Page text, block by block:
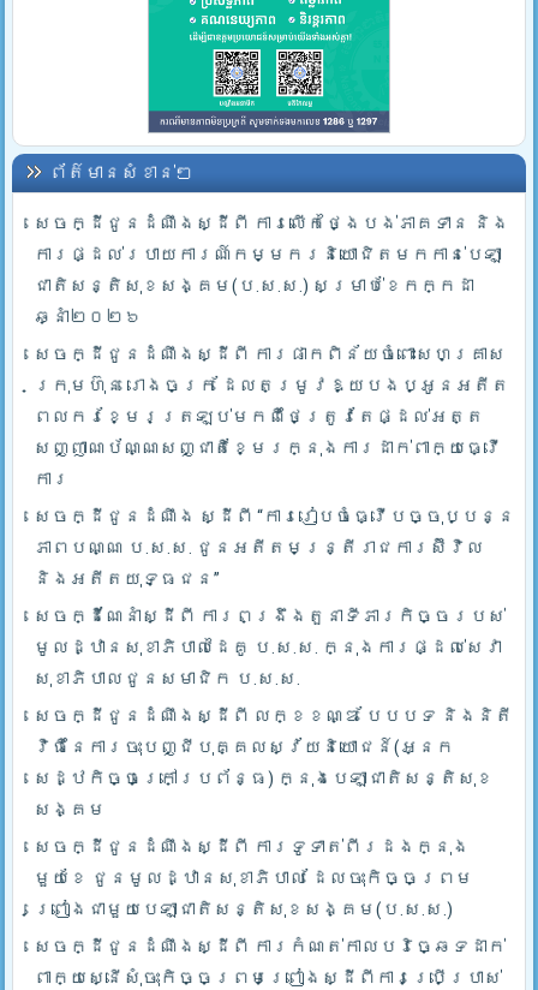
ព័ត៌មានសំខាន់ៗ
សេចក្ដីជូនដំណឹងស្ដីពី ការលើកថ្ងៃបង់ភាគទាន និង
ការផ្ដល់របាយការណ៍កម្មករនិយោជិតមកកាន់បេឡា
ជាតិសន្តិសុខសង្គម(ប.ស.ស.) សម្រាប់ខែកក្កដា
ឆ្នាំ២០២៦
សេចក្ដីជូនដំណឹងស្ដីពី ការផាកពិន័យចំពោះសហគ្រាស
ក្រុមហ៊ុន រោងចក្រ ដែលតម្រូវឱ្យបងប្អូនអតីត
ពលករខ្មែរត្រឡប់មកពីថៃត្រូវតែផ្ដល់អត្ត
សញ្ញាណប័ណ្ណសញ្ជាតិខ្មែរក្នុងការដាក់ពាក្យធ្វើ
ការ
សេចក្ដីជូនដំណឹង ស្ដីពី “ការរៀបចំធ្វើបច្ចុប្បន្ន
ភាពបណ្ណ ប.ស.ស. ជូនអតីតមន្ត្រីរាជការស៊ីវិល
និងអតីតយុទ្ធជន”
សេចក្ដីណែនាំស្ដីពី ការពង្រឹងតួនាទីភារកិច្ចរបស់
មូលដ្ឋានសុខាភិបាលដៃគូ ប.­ស.ស. ក្នុងការផ្ដល់សេវា
សុខាភិបាលជូនសមាជិក ប.ស.ស.
សេចក្ដីជូនដំណឹងស្ដីពី លក្ខខណ្ឌ បែបបទ និងនិតី
វិធីនៃការចុះបញ្ជីបុគ្គលស្វ័យនិយោជន៍(អ្នក
សេដ្ឋកិច្ចក្រៅប្រព័ន្ធ) ក្នុងបេឡាជាតិសន្តិសុខ
សង្គម
សេចក្ដីជូនដំណឹងស្ដីពី ការទូទាត់ពីរដងក្នុង
មួយខែ ជូនមូលដ្ឋានសុខាភិបាល ដែលចុះកិច្ចព្រម
ព្រៀងជាមួយបេឡាជាតិសន្តិសុខសង្គម(ប.ស.ស.)
សេចក្ដីជូនដំណឹងស្ដីពី ការកំណត់កាលបរិច្ឆេទដាក់
ពាក្យស្នើសុំចុះកិច្ចព្រមព្រៀងស្ដីពីការប្រើប្រាស់